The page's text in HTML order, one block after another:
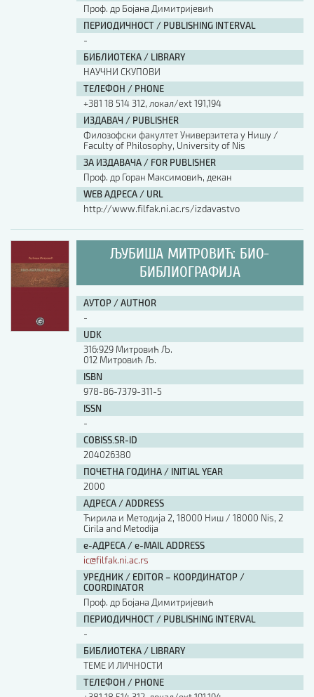
Проф. др Бојана Димитријевић
ПЕРИОДИЧНОСТ / PUBLISHING INTERVAL
-
БИБЛИОТЕКА / LIBRARY
НАУЧНИ СКУПОВИ
ТЕЛЕФОН / PHONE
+381 18 514 312, локал/ext 191,194
ИЗДАВАЧ / PUBLISHER
Филозофски факултет Универзитета у Нишу /
Faculty of Philosophy, University of Nis
ЗА ИЗДАВАЧА / FOR PUBLISHER
Проф. др Горан Максимовић, декан
WEB АДРЕСА / URL
http://www.filfak.ni.ac.rs/izdavastvo
ЉУБИША МИТРОВИЋ: БИО-
БИБЛИОГРАФИЈА
АУТОР / AUTHOR
-
UDK
316:929 Митровић Љ.
012 Митровић Љ.
ISBN
978-86-7379-311-5
ISSN
-
COBISS.SR-ID
204026380
ПОЧЕТНА ГОДИНА / INITIAL YEAR
2000
АДРЕСА / ADDRESS
Ћирила и Методија 2, 18000 Ниш / 18000 Nis, 2
Cirila and Metodija
е-АДРЕСА / e-MAIL ADDRESS
ic@filfak.ni.ac.rs
УРЕДНИК / EDITOR – КООРДИНАТОР /
COORDINATOR
Проф. др Бојана Димитријевић
ПЕРИОДИЧНОСТ / PUBLISHING INTERVAL
-
БИБЛИОТЕКА / LIBRARY
ТЕМЕ И ЛИЧНОСТИ
ТЕЛЕФОН / PHONE